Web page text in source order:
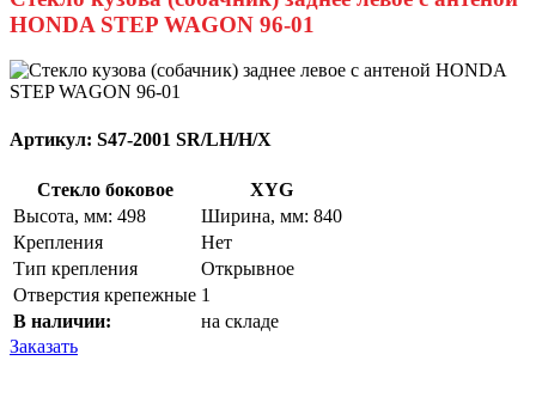
HONDA STEP WAGON 96-01
Артикул: S47-2001 SR/LH/H/X
Стекло боковое
XYG
Высота, мм: 498
Ширина, мм: 840
Крепления
Нет
Тип крепления
Открывное
Отверстия крепежные 1
В наличии:
на складе
Заказать